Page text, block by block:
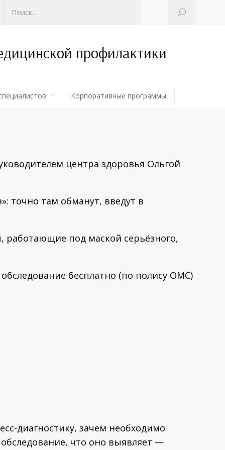
профилактики
Корпоративные программы
центра здоровья Ольгой
точно там обманут, введут в
под маской серьёзного,
бесплатно (по полису ОМС)
диагностику, зачем необходимо
что оно выявляет —